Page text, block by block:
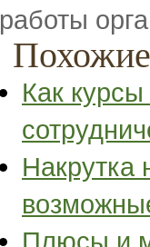
работы
Как
Плюсы и